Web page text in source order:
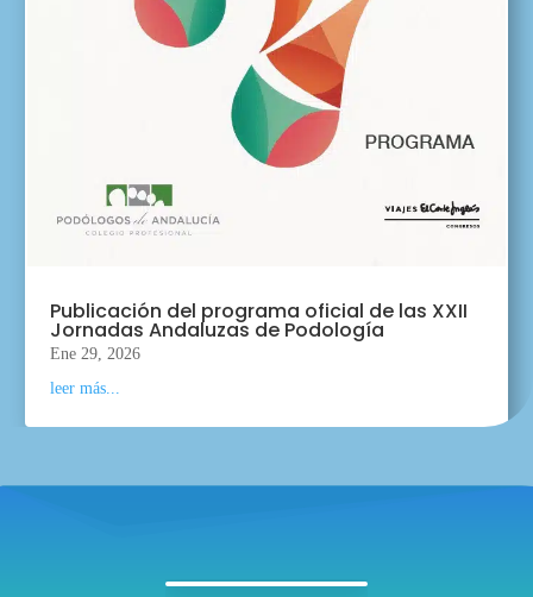
Publicación del programa oficial de las XXII
Jornadas Andaluzas de Podología
Ene 29, 2026
leer más...